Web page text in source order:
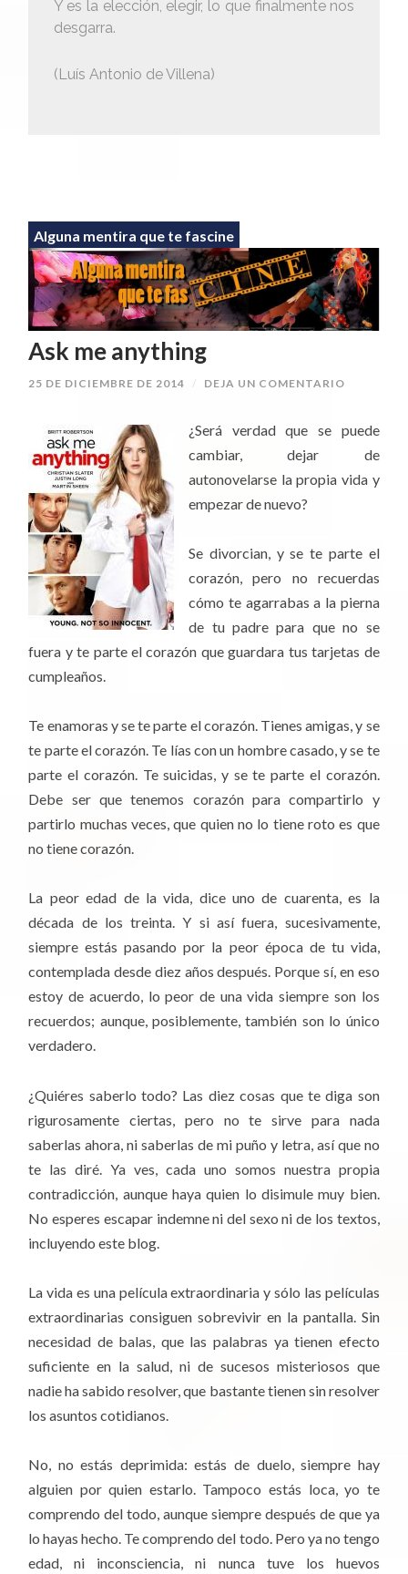
Y es la elección, elegir, lo que finalmente nos
desgarra.
(Luís Antonio de Villena)
Alguna mentira que te fascine
Ask me anything
25 DE DICIEMBRE DE 2014 / DEJA UN COMENTARIO
¿Será verdad que se puede
cambiar, dejar de
autonovelarse la propia vida y
empezar de nuevo?
Se divorcian, y se te parte el
corazón, pero no recuerdas
cómo te agarrabas a la pierna
de tu padre para que no se
fuera y te parte el corazón que guardara tus tarjetas de
cumpleaños.
Te enamoras y se te parte el corazón. Tienes amigas, y se
te parte el corazón. Te lías con un hombre casado, y se te
parte el corazón. Te suicidas, y se te parte el corazón.
Debe ser que tenemos corazón para compartirlo y
partirlo muchas veces, que quien no lo tiene roto es que
no tiene corazón.
La peor edad de la vida, dice uno de cuarenta, es la
década de los treinta. Y si así fuera, sucesivamente,
siempre estás pasando por la peor época de tu vida,
contemplada desde diez años después. Porque sí, en eso
estoy de acuerdo, lo peor de una vida siempre son los
recuerdos; aunque, posiblemente, también son lo único
verdadero.
¿Quiéres saberlo todo? Las diez cosas que te diga son
rigurosamente ciertas, pero no te sirve para nada
saberlas ahora, ni saberlas de mi puño y letra, así que no
te las diré. Ya ves, cada uno somos nuestra propia
contradicción, aunque haya quien lo disimule muy bien.
No esperes escapar indemne ni del sexo ni de los textos,
incluyendo este blog.
La vida es una película extraordinaria y sólo las películas
extraordinarias consiguen sobrevivir en la pantalla. Sin
necesidad de balas, que las palabras ya tienen efecto
suficiente en la salud, ni de sucesos misteriosos que
nadie ha sabido resolver, que bastante tienen sin resolver
los asuntos cotidianos.
No, no estás deprimida: estás de duelo, siempre hay
alguien por quien estarlo. Tampoco estás loca, yo te
comprendo del todo, aunque siempre después de que ya
lo hayas hecho. Te comprendo del todo. Pero ya no tengo
edad, ni inconsciencia, ni nunca tuve los huevos